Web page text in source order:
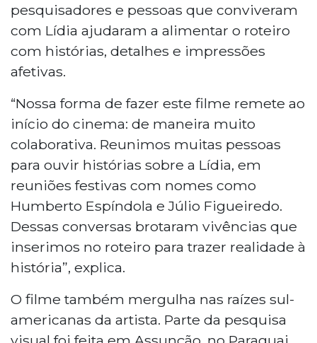
pesquisadores e pessoas que conviveram
com Lídia ajudaram a alimentar o roteiro
com histórias, detalhes e impressões
afetivas.
“Nossa forma de fazer este filme remete ao
início do cinema: de maneira muito
colaborativa. Reunimos muitas pessoas
para ouvir histórias sobre a Lídia, em
reuniões festivas com nomes como
Humberto Espíndola e Júlio Figueiredo.
Dessas conversas brotaram vivências que
inserimos no roteiro para trazer realidade à
história”, explica.
O filme também mergulha nas raízes sul-
americanas da artista. Parte da pesquisa